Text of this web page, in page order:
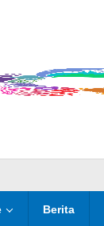
Berita